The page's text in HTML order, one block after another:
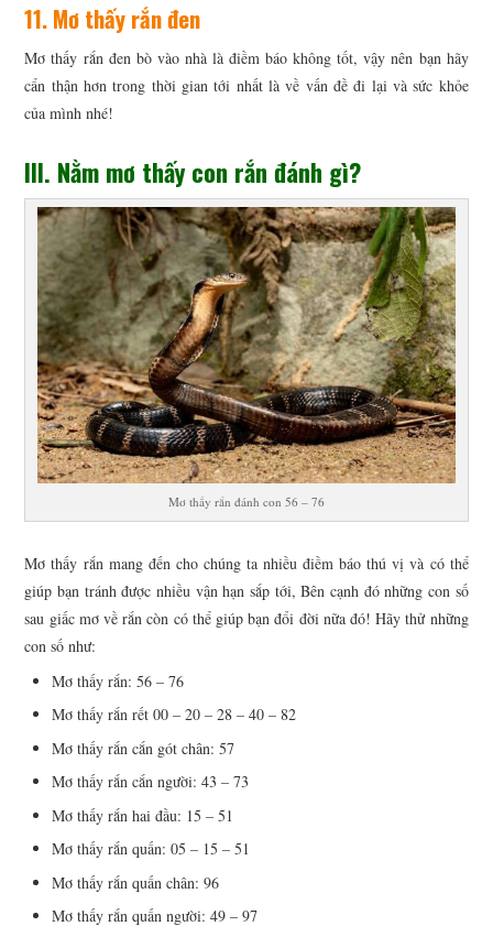
11. Mơ thấy rắn đen
Mơ thấy rắn đen bò vào nhà là điềm báo không tốt, vậy nên bạn hãy
cẩn thận hơn trong thời gian tới nhất là về vấn đề đi lại và sức khỏe
của mình nhé!
III. Nằm mơ thấy con rắn đánh gì?
Mơ thấy rắn đánh con 56 – 76
Mơ thấy rắn mang đến cho chúng ta nhiều điềm báo thú vị và có thể
giúp bạn tránh được nhiều vận hạn sắp tới, Bên cạnh đó những con số
sau giấc mơ về rắn còn có thể giúp bạn đổi đời nữa đó! Hãy thử những
con số như:
Mơ thấy rắn: 56 – 76
Mơ thấy rắn rết 00 – 20 – 28 – 40 – 82
Mơ thấy rắn cắn gót chân: 57
Mơ thấy rắn cắn người: 43 – 73
Mơ thấy rắn hai đầu: 15 – 51
Mơ thấy rắn quấn: 05 – 15 – 51
Mơ thấy rắn quấn chân: 96
Mơ thấy rắn quấn người: 49 – 97